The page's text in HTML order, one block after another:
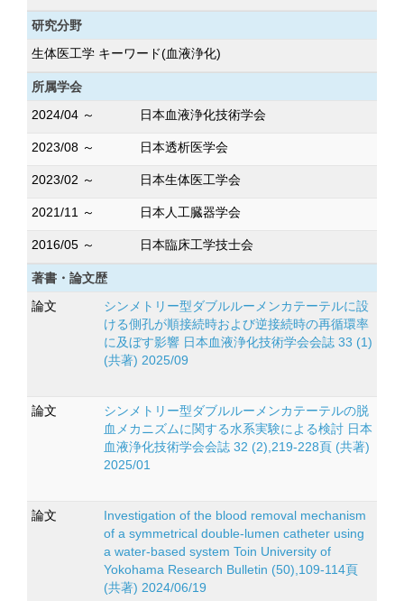
研究分野
生体医工学 キーワード(血液浄化)
所属学会
2024/04 ～
日本血液浄化技術学会
2023/08 ～ 日本透析医学会
2023/02 ～ 日本生体医工学会
2021/11 ～ 日本人工臓器学会
2016/05 ～ 日本臨床工学技士会
著書・論文歴
論文
シンメトリー型ダブルルーメンカテーテルに設
ける側孔が順接続時および逆接続時の再循環率
に及ぼす影響 日本血液浄化技術学会会誌 33 (1)
(共著) 2025/09
論文
シンメトリー型ダブルルーメンカテーテルの脱
血メカニズムに関する水系実験による検討 日本
血液浄化技術学会会誌 32 (2),219-228頁 (共著)
2025/01
論文
Investigation of the blood removal mechanism
of a symmetrical double-lumen catheter using
a water-based system Toin University of
Yokohama Research Bulletin (50),109-114頁
(共著) 2024/06/19